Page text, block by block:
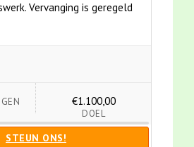
Vervanging is geregeld
€1.100,00
DOEL
STEUN ONS!